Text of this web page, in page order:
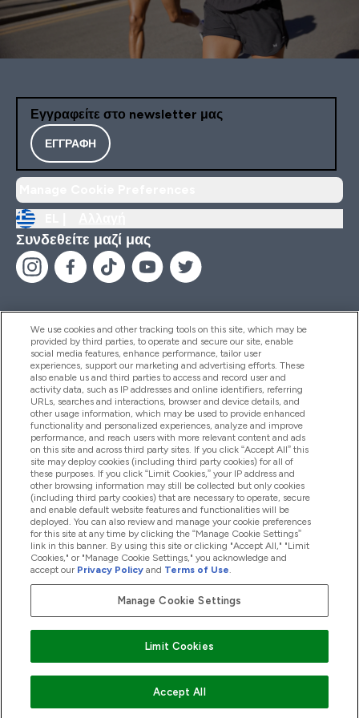
Εγγραφείτε στο newsletter μας
ΕΓΓΡΑΦΉ
Συνδεθείτε μαζί μας
Βοήθεια & Πληροφορίες
Προϊόντα
Εταιρικές Πληροφορίες
Εκπτώσεις & Ανταμοιβές
2026 The Hut.com Ltd
We use cookies and other tracking tools on this site, which may be
provided by third parties, to operate and secure our site, enable
social media features, enhance performance, tailor user
experiences, support our marketing and advertising efforts. These
also enable us and third parties to access and record user and
activity data, such as IP addresses and online identifiers, referring
URLs, searches and interactions, browser and device details, and
other usage information, which may be used to provide enhanced
functionality and personalized experiences, analyze and improve
performance, and reach users with more relevant content and ads
on this site and across third party sites. If you click “Accept All” this
site may deploy cookies (including third party cookies) for all of
these purposes. If you click “Limit Cookies,” your IP address and
other browsing information may still be collected but only cookies
(including third party cookies) that are necessary to operate, secure
and enable default website features and functionalities will be
deployed. You can also review and manage your cookie preferences
for this site at any time by clicking the “Manage Cookie Settings”
link in this banner. By using this site or clicking "Accept All," "Limit
Cookies," or "Manage Cookie Settings," you acknowledge and
accept our Privacy Policy and Terms of Use.
Manage Cookie Settings
Limit Cookies
Accept All